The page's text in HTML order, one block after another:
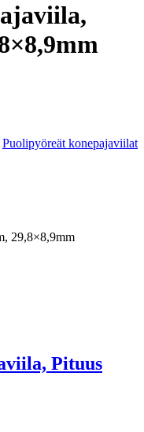
Puolipyöreät konepajaviilat
29,8×8,9mm
Pituus